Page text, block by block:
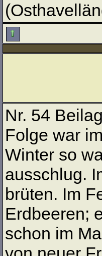
Nr. 54
Folge war
Winter so
ausschlug.
brüten. Im
Erdbeeren;
schon im